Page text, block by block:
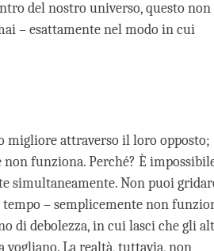
del nostro universo, questo non
– esattamente nel modo in cui
migliore attraverso il loro opposto;
funziona. Perché? È
simultaneamente. Non puoi
– semplicemente non
di debolezza, in cui lasci che gli
vogliano. La realtà, tuttavia, non